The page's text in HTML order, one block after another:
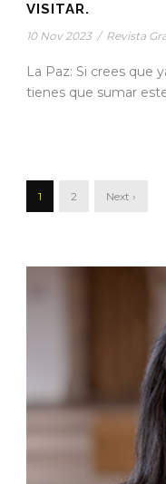
VISITAR.
10 Nov 2023 / Revista
La Paz: Si crees que
tienes que sumar
1 2 Next ›